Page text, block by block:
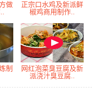
做
正宗口水鸡及新派鲜
椒鸡商用制作..
制
网红泡菜臭豆腐及新
派浇汁臭豆腐..